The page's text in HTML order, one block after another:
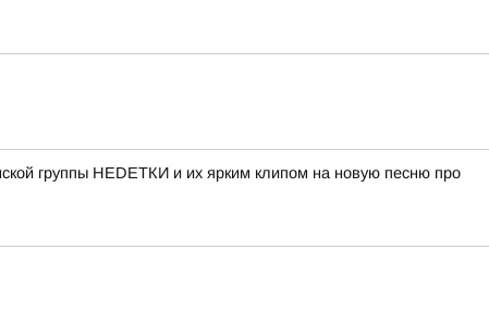
группы НЕDЕТКИ и их ярким клипом на новую песню про